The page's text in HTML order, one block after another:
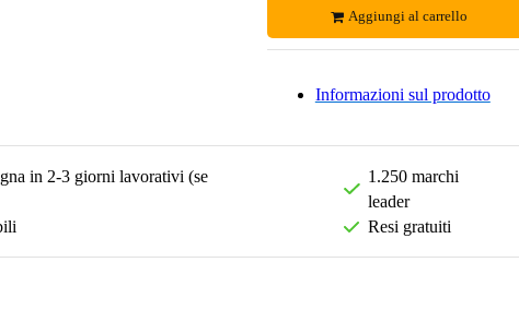
Aggiungi al carrello
Informazioni sul prodotto
in 2-3 giorni lavorativi (se
1.250 marchi
leader
Resi gratuiti